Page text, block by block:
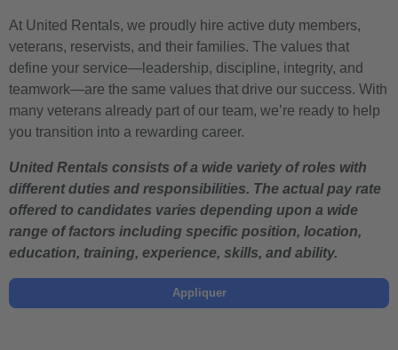
At United Rentals, we proudly hire active duty members,
veterans, reservists, and their families. The values that
define your service—leadership, discipline, integrity, and
teamwork—are the same values that drive our success. With
many veterans already part of our team, we’re ready to help
you transition into a rewarding career.
United Rentals consists of a wide variety of roles with
different duties and responsibilities. The actual pay rate
offered to candidates varies depending upon a wide
range of factors including specific position, location,
education, training, experience, skills, and ability.
Appliquer